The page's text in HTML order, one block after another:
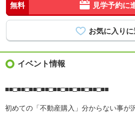
無料 見学予約に
イベント情報
■■□■■□■■□■■□■■□■■□■■□■■□■■
初めての「不動産購入」分からない事が